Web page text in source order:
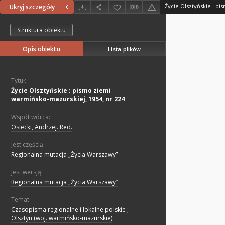
Ukryj szczegóły
Struktura obiektu
Opis obiektu Lista plików
Tytuł:
Życie Olsztyńskie : pismo ziemi
warmińsko-mazurskiej, 1954, nr 224
Współtwórca:
Osiecki, Andrzej. Red.
Jest częścią:
Regionalna mutacja „Życia Warszawy”
Jest wersją:
Regionalna mutacja „Życia Warszawy”
Temat:
Czasopisma regionalne i lokalne polskie ;
Olsztyn (woj. warmińsko-mazurskie)